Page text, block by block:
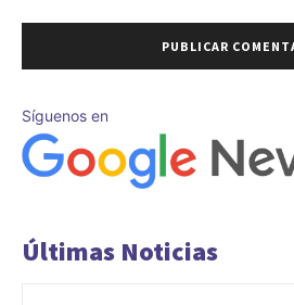
Síguenos en
Últimas Noticias